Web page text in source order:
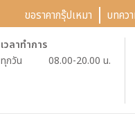
ขอราคากรุ๊ปเหมา บทคว
เวลาทำการ
ทุกวัน
08.00-20.00 น.